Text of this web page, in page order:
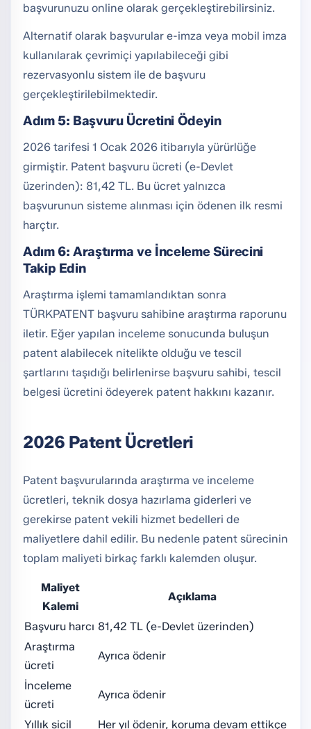
başvurunuzu online olarak gerçekleştirebilirsiniz.
Alternatif olarak başvurular e-imza veya mobil imza
kullanılarak çevrimiçi yapılabileceği gibi
rezervasyonlu sistem ile de başvuru
gerçekleştirilebilmektedir.
Adım 5: Başvuru Ücretini Ödeyin
2026 tarifesi 1 Ocak 2026 itibarıyla yürürlüğe
girmiştir. Patent başvuru ücreti (e-Devlet
üzerinden): 81,42 TL. Bu ücret yalnızca
başvurunun sisteme alınması için ödenen ilk resmi
harçtır.
Adım 6: Araştırma ve İnceleme Sürecini
Takip Edin
Araştırma işlemi tamamlandıktan sonra
TÜRKPATENT başvuru sahibine araştırma raporunu
iletir. Eğer yapılan inceleme sonucunda buluşun
patent alabilecek nitelikte olduğu ve tescil
şartlarını taşıdığı belirlenirse başvuru sahibi, tescil
belgesi ücretini ödeyerek patent hakkını kazanır.
2026 Patent Ücretleri
Patent başvurularında araştırma ve inceleme
ücretleri, teknik dosya hazırlama giderleri ve
gerekirse patent vekili hizmet bedelleri de
maliyetlere dahil edilir. Bu nedenle patent sürecinin
toplam maliyeti birkaç farklı kalemden oluşur.
Maliyet
Kalemi
Açıklama
Başvuru harcı 81,42 TL (e-Devlet üzerinden)
Araştırma
ücreti
Ayrıca ödenir
İnceleme
ücreti
Ayrıca ödenir
Yıllık sicil Her yıl ödenir, koruma devam ettikçe